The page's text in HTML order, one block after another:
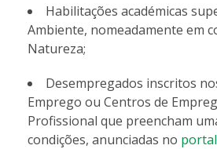
Habilitações académicas
Ambiente, nomeadamente em
Natureza;
Desempregados inscritos
Emprego ou Centros de
Profissional que preencham
condições, anunciadas no portal